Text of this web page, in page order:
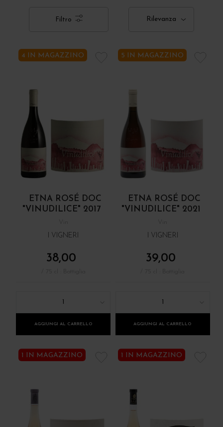
Filtro Rilevanza
4 IN MAGAZZINO
ETNA ROSÉ DOC
"VINUDILICE" 2017
I VIGNERI
38,00
1
AGGIUNGI AL CARRELLO
5 IN MAGAZZINO
ETNA ROSÉ DOC
"VINUDILICE" 2021
I VIGNERI
39,00
1
AGGIUNGI AL CARRELLO
1 IN MAGAZZINO 1 IN MAGAZZINO